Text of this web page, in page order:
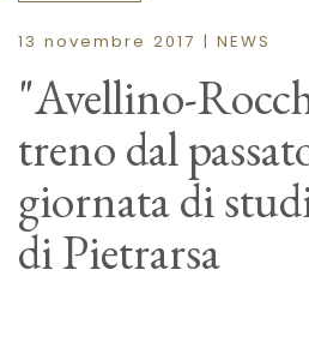
13 novembre 2017 | NEWS
"Avellino-
treno dal
giornata di
di Pietrarsa